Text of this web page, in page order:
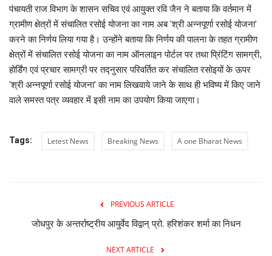
पंचायती राज विभाग के शासन सचिव एवं आयुक्त रवि जैन ने बताया कि वर्तमान में
ग्रामीण क्षेत्रों में संचालित रसोई योजना का नाम अब 'श्री अन्नपूर्णा रसोई योजना'
करने का निर्णय लिया गया है। उन्होंने बताया कि निर्णय की पालना के तहत ग्रामीण
क्षेत्रों में संचालित रसोई योजना का नाम ऑनलाइन पोर्टल पर तथा प्रिंटिंग सामग्री,
होर्डिंग एवं प्रचार सामग्री पर तद्नुसार परिवर्तित कर संचालित रसोइयों के ऊपर
'श्री अन्नपूर्णा रसोई योजना' का नाम लिखवाये जाने के साथ ही भविष्य में किए जाने
वाले समस्त पत्र व्यवहार में इसी नाम का उपयोग किया जाएगा।
Tags: Letest News Breaking News A one Bharat News
PREVIOUS ARTICLE
जोधपुर के अन्तर्राष्ट्रीय आयुर्वेद विद्वान् प्रो. हरिशंकर शर्मा का निधन
NEXT ARTICLE